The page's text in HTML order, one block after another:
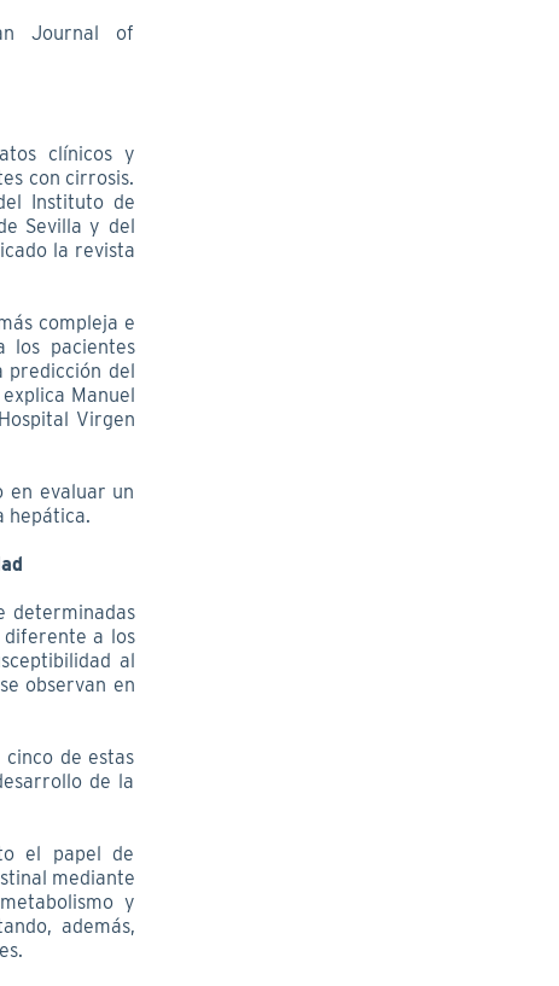
Journal of
clínicos y
con cirrosis.
Instituto de
Sevilla y del
la revista
compleja e
los pacientes
predicción del
Manuel
Virgen
en evaluar un
hepática.
determinadas
diferente a los
al
observan en
de estas
de la
el papel de
mediante
y
además,